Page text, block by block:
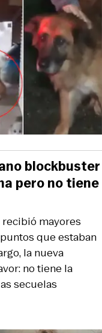
mayores
que estaban
la nueva
no tiene la
secuelas
blockbuster
pero no tiene